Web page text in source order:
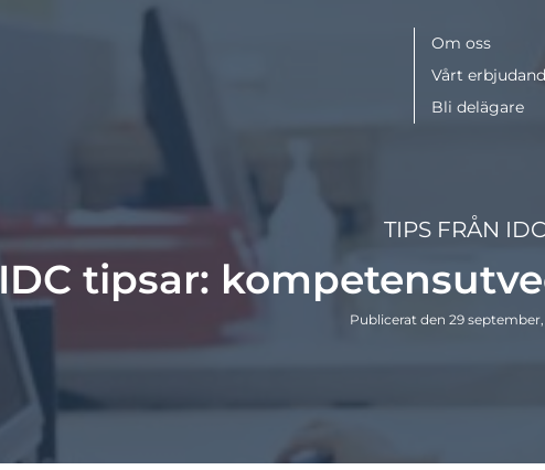
Meny
Om oss
Vårt
Bli delägare
TIPS FRÅN IDC
IDC tipsar:
Publicerat den 29